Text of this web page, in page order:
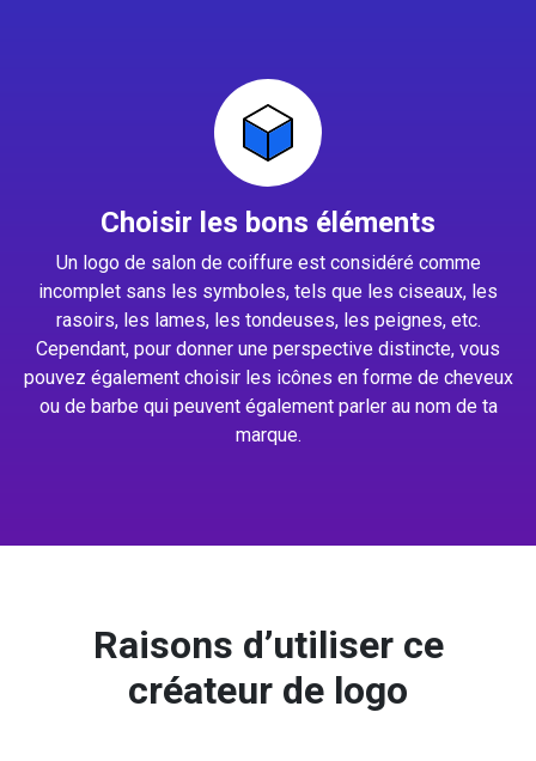
Choisir les bons éléments
Un logo de salon de coiffure est considéré comme
incomplet sans les symboles, tels que les ciseaux, les
rasoirs, les lames, les tondeuses, les peignes, etc.
Cependant, pour donner une perspective distincte, vous
pouvez également choisir les icônes en forme de cheveux
ou de barbe qui peuvent également parler au nom de ta
marque.
Raisons d’utiliser ce
créateur de logo